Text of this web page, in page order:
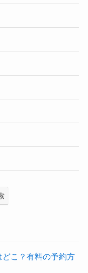
こ？有料の予約方